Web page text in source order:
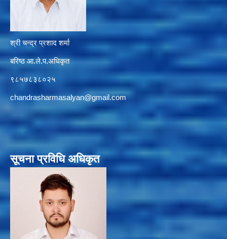
श्री चन्द्र प्रशाद शर्मा
बरिष्ठ आ.ले.प.अधिकृत
९८५७८३८०२५
chandrasharmasalyan@gmail.com
सूचना प्रविधि अधिकृत